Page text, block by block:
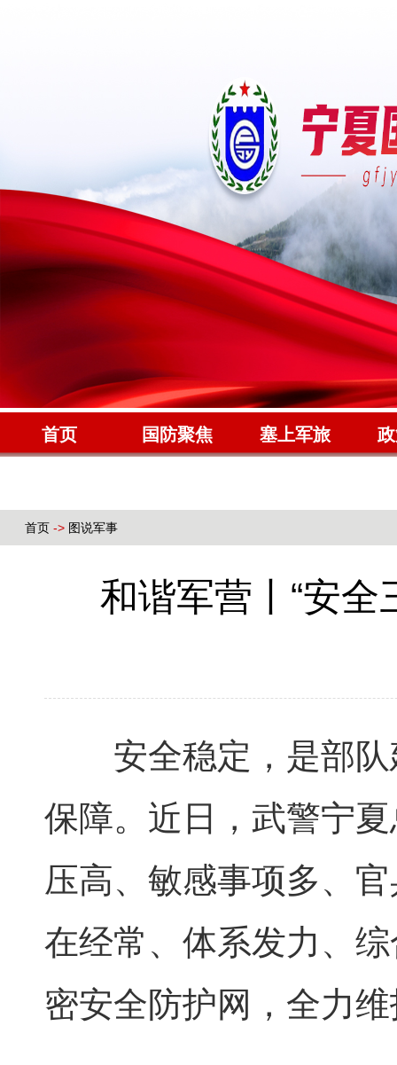
首页 国防聚焦 塞上军旅
首页 -> 图说军事
和谐军营丨“安全
安全稳定，是部
保障。近日，武警宁
压高、敏感事项多、
在经常、体系发力、
密安全防护网，全力